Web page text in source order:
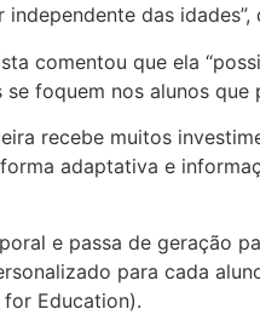
das idades”,
comentou que ela
foquem nos alunos que
recebe muitos
adaptativa e
e passa de geração
para cada
Education).